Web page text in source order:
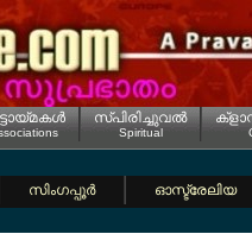
സ്പിരിച്ചുവല്‍
Spiritual
സിംഗപ്പൂര്‍ ഓസ്ട്രേലിയ